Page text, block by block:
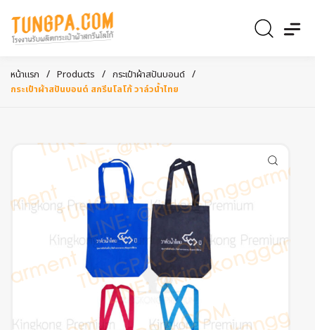
หน้าแรก / Products / กระเป๋าผ้าสปันบอนด์ /
กระเป๋าผ้าสปันบอนด์ สกรีนโลโก้ วาล์วน้ำไทย